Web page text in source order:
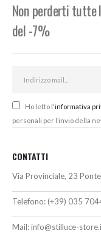
Non perderti tutte
del -7%
Ho letto l'informativa
personali per l’invio della
CONTATTI
Via Provinciale, 23
Telefono: (+39) 035
Mail:info@stilluce-